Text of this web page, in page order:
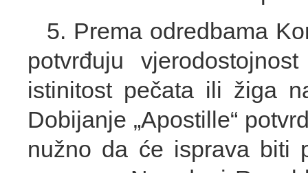
5. Prema odredbama
potvrđuju
istinitost pečata ili žiga
Dobijanje „Apostille“
nužno da će isprava biti